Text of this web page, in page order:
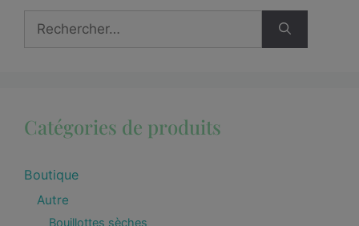
Catégories de produits
Boutique
Autre
Bouillottes sèches